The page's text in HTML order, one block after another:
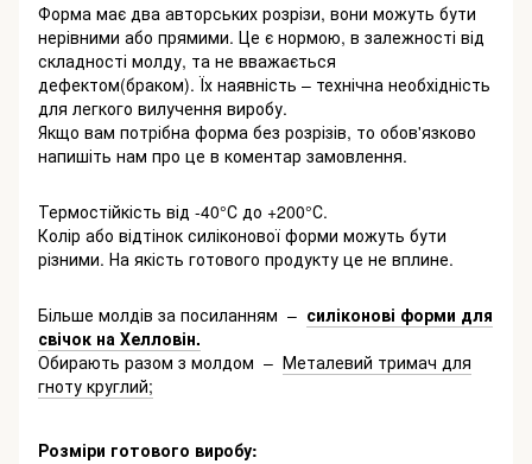
Форма має два авторських розрізи, вони можуть бути
нерівними або прямими. Це є нормою, в залежності від
складності молду, та не вважається
дефектом(браком). Їх наявність – технічна необхідність
для легкого вилучення виробу.
Якщо вам потрібна форма без розрізів, то обов'язково
напишіть нам про це в коментар замовлення.
Термостійкість від -40°С до +200°С.
Колір або відтінок силіконової форми можуть бути
різними. На якість готового продукту це не вплине.
Більше молдів за посиланням – силіконові форми для
свічок на Хелловін.
Обирають разом з молдом – Металевий тримач для
гноту круглий;
Розміри готового виробу: